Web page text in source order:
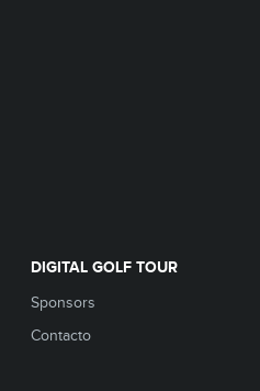
DIGITAL GOLF TOUR
Sponsors
Contacto